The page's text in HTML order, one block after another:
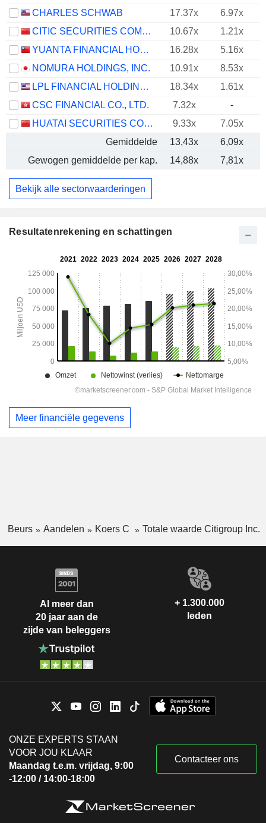
CHARLES SCHWAB
17.37x 6.97x
CITIC SECURITIES COMPANY LIMITED
10.67x
1.21x
YUANTA FINANCIAL HOLDING CO., LTD.
16.28x
5.16x
NOMURA HOLDINGS, INC.
10.91x
8.53x
LPL FINANCIAL HOLDINGS INC.
18.34x 1.61x
CSC FINANCIAL CO., LTD.
7.32x
-
HUATAI SECURITIES CO., LTD.
9.33x
7.05x
Gemiddelde
13,43x 6,09x
Gewogen gemiddelde per kap.
14,88x 7,81x
Bekijk alle sectorwaarderingen
Resultatenrekening en schattingen
Meer financiële gegevens
Beurs Aandelen Koers C Totale waarde Citigroup Inc.
Al meer dan
20 jaar aan de
zijde van beleggers
+ 1.300.000
leden
ONZE EXPERTS STAAN
VOOR JOU KLAAR
Maandag t.e.m. vrijdag, 9:00
-12:00 / 14:00-18:00
Contacteer ons